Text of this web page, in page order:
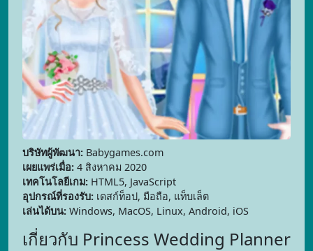
บริษัทผู้พัฒนา: Babygames.com
เผยแพร่เมื่อ: 4 สิงหาคม 2020
เทคโนโลยีเกม: HTML5, JavaScript
อุปกรณ์ที่รองรับ: เดสก์ท็อป, มือถือ, แท็บเล็ต
เล่นได้บน: Windows, MacOS, Linux, Android, iOS
เกี่ยวกับ Princess Wedding Planner